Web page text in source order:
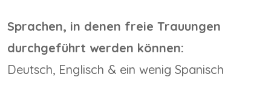
Sprachen, in denen freie Trauungen
durchgeführt werden können:
Deutsch, Englisch & ein wenig Spanisch